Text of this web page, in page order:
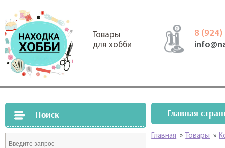
Товары
для хобби
8 (924)
Поиск Главная
Главная » Товары »